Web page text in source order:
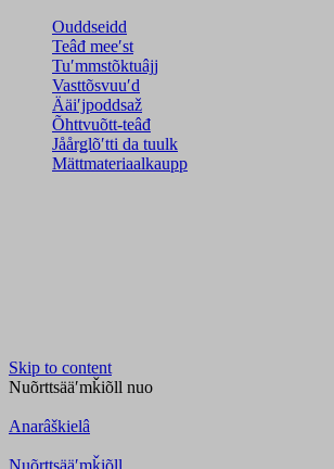
Ouddseidd
Teâđ meeʹst
Tuʹmmstõktuâjj
Vasttõsvuuʹd
Ääiʹjpoddsaž
Õhttvuõtt-teâđ
Jåårǥlõʹtti da tuulk
Mättmateriaalkaupp
Skip to content
Nuõrttsääʹmǩiõll nuo
Anarâškielâ
Nuõrttsääʹmǩiõll